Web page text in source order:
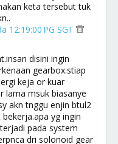
keta tersebut tuk
12:19:00 PG SGT
disini ingin
gearbox.stiap
keja or kuar
lama msuk biasanye
akn tnggu enjin btul2
yg ingin
pada system
dri solonoid gear